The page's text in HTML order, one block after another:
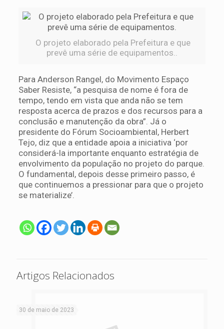
O projeto elaborado pela Prefeitura e que
prevê uma série de equipamentos..
Para Anderson Rangel, do Movimento Espaço
Saber Resiste, “a pesquisa de nome é fora de
tempo, tendo em vista que anda não se tem
resposta acerca de prazos e dos recursos para a
conclusão e manutenção da obra”. Já o
presidente do Fórum Socioambiental, Herbert
Tejo, diz que a entidade apoia a iniciativa ‘por
considerá-la importante enquanto estratégia de
envolvimento da população no projeto do parque.
O fundamental, depois desse primeiro passo, é
que continuemos a pressionar para que o projeto
se materialize’.
Artigos Relacionados
30 de maio de 2023